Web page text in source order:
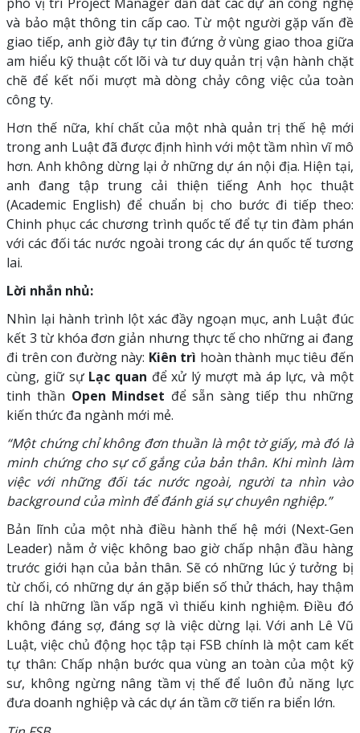
và bảo mật thông tin cấp cao. Từ một người gặp vấn đề
giao tiếp, anh giờ đây tự tin đứng ở vùng giao thoa giữa
am hiểu kỹ thuật cốt lõi và tư duy quản trị vận hành chặt
chẽ để kết nối mượt mà dòng chảy công việc của toàn
công ty.
Hơn thế nữa, khí chất của một nhà quản trị thế hệ mới
trong anh Luật đã được định hình với một tầm nhìn vĩ mô
hơn. Anh không dừng lại ở những dự án nội địa. Hiện tại,
anh đang tập trung cải thiện tiếng Anh học thuật
(Academic English) để chuẩn bị cho bước đi tiếp theo:
Chinh phục các chương trình quốc tế để tự tin đàm phán
với các đối tác nước ngoài trong các dự án quốc tế tương
lai.
Lời nhắn nhủ:
Nhìn lại hành trình lột xác đầy ngoạn mục, anh Luật đúc
kết 3 từ khóa đơn giản nhưng thực tế cho những ai đang
đi trên con đường này: Kiên trì hoàn thành mục tiêu đến
cùng, giữ sự Lạc quan để xử lý mượt mà áp lực, và một
tinh thần Open Mindset để sẵn sàng tiếp thu những
kiến thức đa ngành mới mẻ.
“Một chứng chỉ không đơn thuần là một tờ giấy, mà đó là
minh chứng cho sự cố gắng của bản thân. Khi mình làm
việc với những đối tác nước ngoài, người ta nhìn vào
background của mình để đánh giá sự chuyên nghiệp.”
Bản lĩnh của một nhà điều hành thế hệ mới (Next-Gen
Leader) nằm ở việc không bao giờ chấp nhận đầu hàng
trước giới hạn của bản thân. Sẽ có những lúc ý tưởng bị
từ chối, có những dự án gặp biến số thử thách, hay thậm
chí là những lần vấp ngã vì thiếu kinh nghiệm. Điều đó
không đáng sợ, đáng sợ là việc dừng lại. Với anh Lê Vũ
Luật, việc chủ động học tập tại FSB chính là một cam kết
tự thân: Chấp nhận bước qua vùng an toàn của một kỹ
sư, không ngừng nâng tầm vị thế để luôn đủ năng lực
đưa doanh nghiệp và các dự án tầm cỡ tiến ra biển lớn.